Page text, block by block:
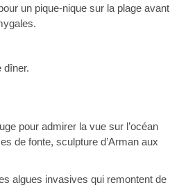
un pique-nique sur la plage avant
dîner.
pour admirer la vue sur l’océan
de fonte, sculpture d’Arman aux
algues invasives qui remontent de